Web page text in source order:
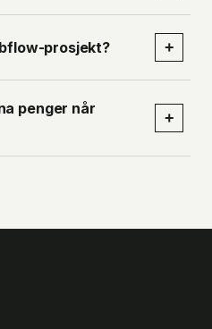
prosjekt? +
penger når
+